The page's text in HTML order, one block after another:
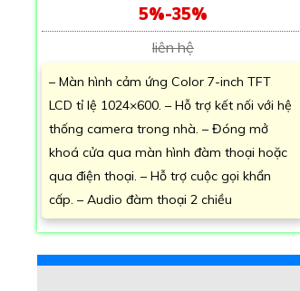
5%-35%
liên hệ
– Màn hình cảm ứng Color 7-inch TFT
LCD tỉ lệ 1024×600. – Hỗ trợ kết nối với hệ
thống camera trong nhà. – Đóng mở
khoá cửa qua màn hình đàm thoại hoặc
qua điện thoại. – Hỗ trợ cuộc gọi khẩn
cấp. – Audio đàm thoại 2 chiều